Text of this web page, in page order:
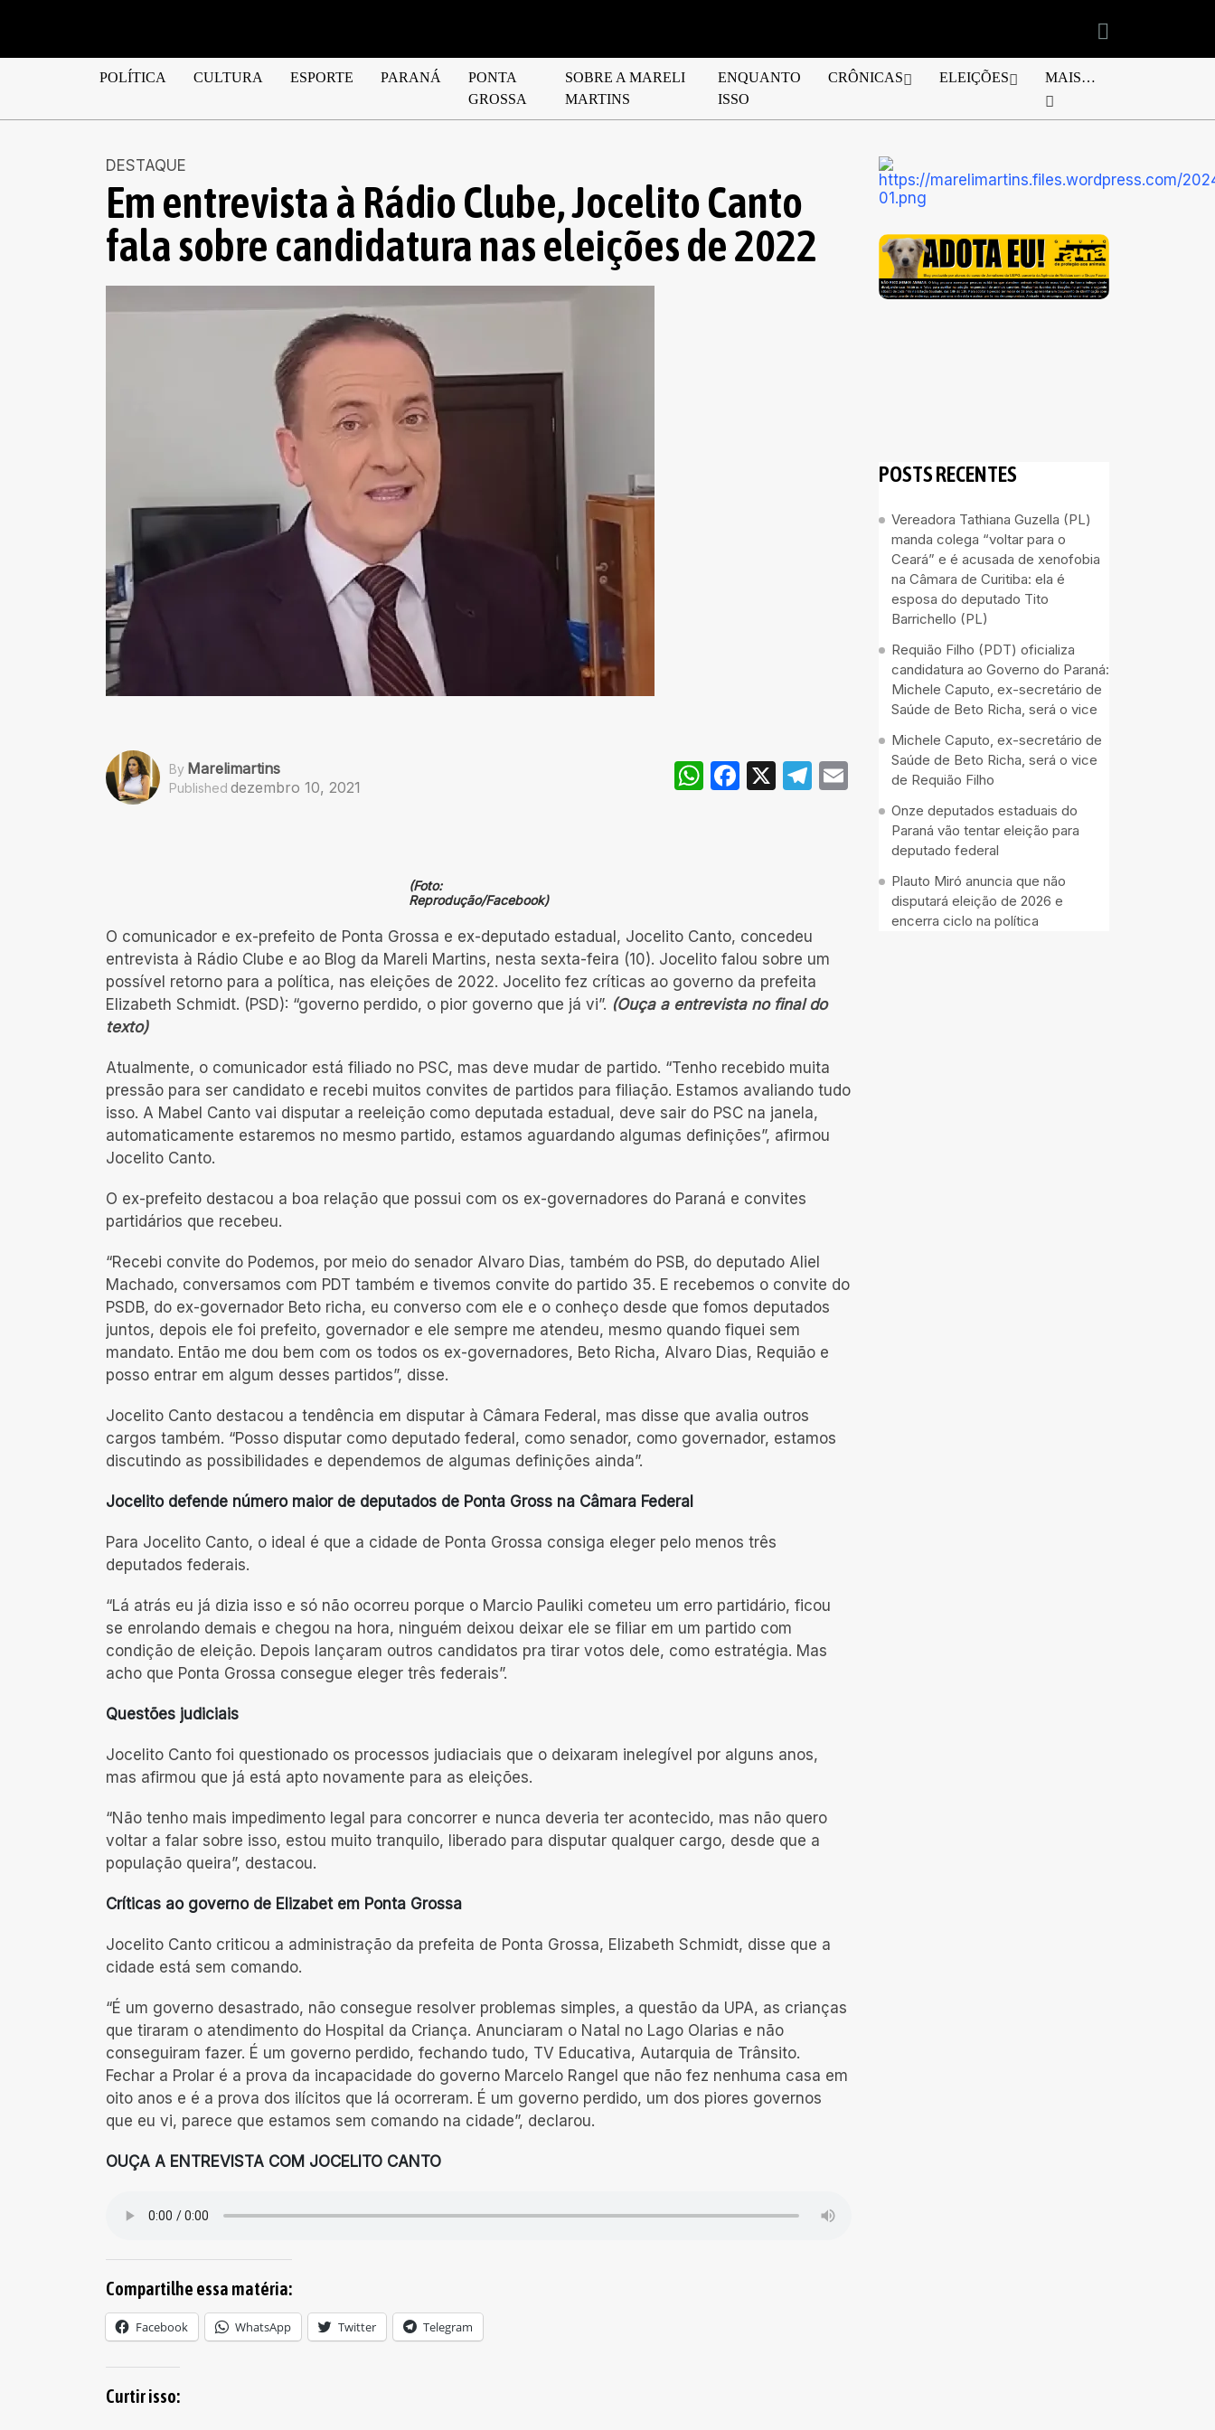
POLÍTICA CULTURA ESPORTE PARANÁ
PONTA
GROSSA
SOBRE A MARELI
MARTINS
ENQUANTO
ISSO
CRÔNICAS ELEIÇÕES MAIS…
DESTAQUE
Em entrevista à Rádio Clube, Jocelito Canto
fala sobre candidatura nas eleições de 2022
By Marelimartins
Published dezembro 10, 2021 WhatsApp
Facebook
X Telegram
Email
(Foto:
Reprodução/Facebook)
O comunicador e ex-prefeito de Ponta Grossa e ex-deputado estadual, Jocelito Canto, concedeu
entrevista à Rádio Clube e ao Blog da Mareli Martins, nesta sexta-feira (10). Jocelito falou sobre um
possível retorno para a política, nas eleições de 2022. Jocelito fez críticas ao governo da prefeita
Elizabeth Schmidt. (PSD): “governo perdido, o pior governo que já vi”. (Ouça a entrevista no final do
texto)
Atualmente, o comunicador está filiado no PSC, mas deve mudar de partido. “Tenho recebido muita
pressão para ser candidato e recebi muitos convites de partidos para filiação. Estamos avaliando tudo
isso. A Mabel Canto vai disputar a reeleição como deputada estadual, deve sair do PSC na janela,
automaticamente estaremos no mesmo partido, estamos aguardando algumas definições”, afirmou
Jocelito Canto.
O ex-prefeito destacou a boa relação que possui com os ex-governadores do Paraná e convites
partidários que recebeu.
“Recebi convite do Podemos, por meio do senador Alvaro Dias, também do PSB, do deputado Aliel
Machado, conversamos com PDT também e tivemos convite do partido 35. E recebemos o convite do
PSDB, do ex-governador Beto richa, eu converso com ele e o conheço desde que fomos deputados
juntos, depois ele foi prefeito, governador e ele sempre me atendeu, mesmo quando fiquei sem
mandato. Então me dou bem com os todos os ex-governadores, Beto Richa, Alvaro Dias, Requião e
posso entrar em algum desses partidos”, disse.
Jocelito Canto destacou a tendência em disputar à Câmara Federal, mas disse que avalia outros
cargos também. “Posso disputar como deputado federal, como senador, como governador, estamos
discutindo as possibilidades e dependemos de algumas definições ainda”.
Jocelito defende número maior de deputados de Ponta Gross na Câmara Federal
Para Jocelito Canto, o ideal é que a cidade de Ponta Grossa consiga eleger pelo menos três
deputados federais.
“Lá atrás eu já dizia isso e só não ocorreu porque o Marcio Pauliki cometeu um erro partidário, ficou
se enrolando demais e chegou na hora, ninguém deixou deixar ele se filiar em um partido com
condição de eleição. Depois lançaram outros candidatos pra tirar votos dele, como estratégia. Mas
acho que Ponta Grossa consegue eleger três federais”.
Questões judiciais
Jocelito Canto foi questionado os processos judiaciais que o deixaram inelegível por alguns anos,
mas afirmou que já está apto novamente para as eleições.
“Não tenho mais impedimento legal para concorrer e nunca deveria ter acontecido, mas não quero
voltar a falar sobre isso, estou muito tranquilo, liberado para disputar qualquer cargo, desde que a
população queira”, destacou.
Críticas ao governo de Elizabet em Ponta Grossa
Jocelito Canto criticou a administração da prefeita de Ponta Grossa, Elizabeth Schmidt, disse que a
cidade está sem comando.
“É um governo desastrado, não consegue resolver problemas simples, a questão da UPA, as crianças
que tiraram o atendimento do Hospital da Criança. Anunciaram o Natal no Lago Olarias e não
conseguiram fazer. É um governo perdido, fechando tudo, TV Educativa, Autarquia de Trânsito.
Fechar a Prolar é a prova da incapacidade do governo Marcelo Rangel que não fez nenhuma casa em
oito anos e é a prova dos ilícitos que lá ocorreram. É um governo perdido, um dos piores governos
que eu vi, parece que estamos sem comando na cidade”, declarou.
OUÇA A ENTREVISTA COM JOCELITO CANTO
Compartilhe essa matéria:
Facebook WhatsApp Twitter Telegram
Curtir isso:
POSTS RECENTES
Vereadora Tathiana Guzella (PL)
manda colega “voltar para o
Ceará” e é acusada de xenofobia
na Câmara de Curitiba: ela é
esposa do deputado Tito
Barrichello (PL)
Requião Filho (PDT) oficializa
candidatura ao Governo do Paraná:
Michele Caputo, ex-secretário de
Saúde de Beto Richa, será o vice
Michele Caputo, ex-secretário de
Saúde de Beto Richa, será o vice
de Requião Filho
Onze deputados estaduais do
Paraná vão tentar eleição para
deputado federal
Plauto Miró anuncia que não
disputará eleição de 2026 e
encerra ciclo na política